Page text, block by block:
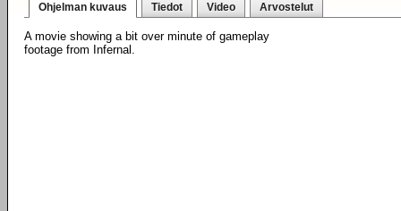
Ohjelman kuvaus Tiedot Video Arvostelut
A movie showing a bit over minute of gameplay
footage from Infernal.